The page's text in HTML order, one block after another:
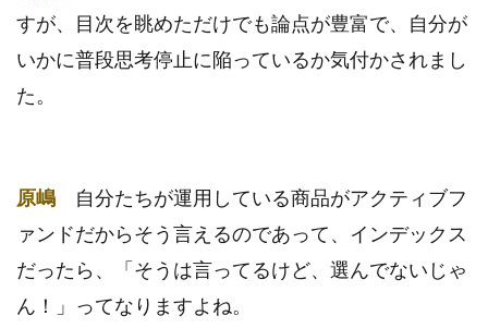
すが、目次を眺めただけでも論点が豊富で、自分が
いかに普段思考停止に陥っているか気付かされまし
た。
原嶋 自分たちが運用している商品がアクティブフ
ァンドだからそう言えるのであって、インデックス
だったら、「そうは言ってるけど、選んでないじゃ
ん！」ってなりますよね。